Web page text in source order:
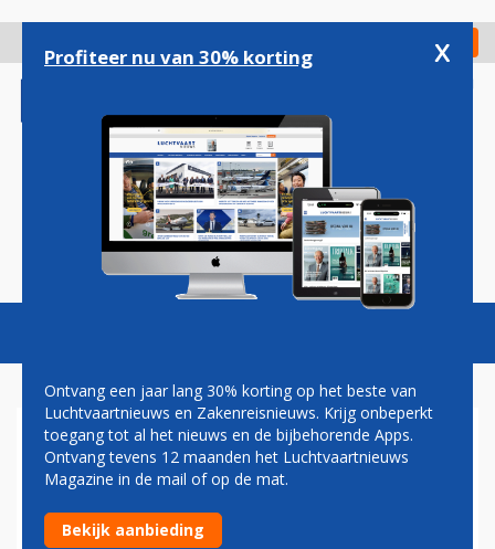
gaan
Check in
Magazine Podcasts Vacatures
CHRISTA KLOOSMAN: MET DE
BARON OP NIGHTSTOP
Profiteer nu van 30% korting x
Ontvang een jaar lang 30% korting op het beste van
Luchtvaartnieuws en Zakenreisnieuws. Krijg onbeperkt
toegang tot al het nieuws en de bijbehorende Apps.
Ontvang tevens 12 maanden het Luchtvaartnieuws
Magazine in de mail of op de mat.
Bekijk aanbieding